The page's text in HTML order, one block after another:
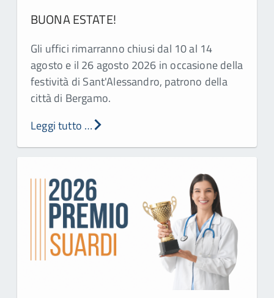
BUONA ESTATE!
Gli uffici rimarranno chiusi dal 10 al 14
agosto e il 26 agosto 2026 in occasione della
festività di Sant'Alessandro, patrono della
città di Bergamo.
Leggi tutto …